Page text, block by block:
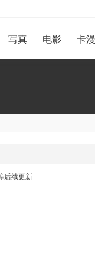
写真 电影 卡漫
后续更新